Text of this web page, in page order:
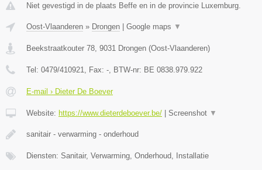
Niet gevestigd in de plaats Beffe en in de provincie Luxemburg.
Oost-Vlaanderen » Drongen Google maps ▼
Beekstraatkouter 78 9031 Drongen (Oost-Vlaanderen)
Tel: 0479/410921 , Fax: - , BTW-nr: BE 0838.979.922
E-mail › Dieter De Boever
Website: https://www.dieterdeboever.be/ Screenshot ▼
sanitair - verwarming - onderhoud
Diensten: Sanitair, Verwarming, Onderhoud, Installatie